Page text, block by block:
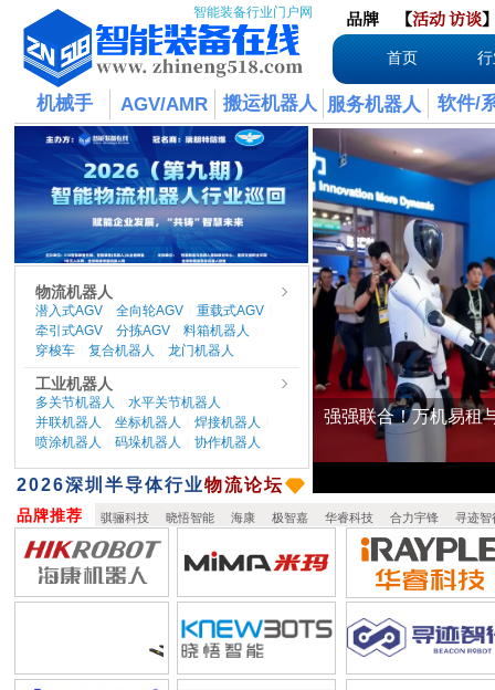
智能装备行业门户网 品牌 【活动访谈
首页
机械手 软件/
搬运机器人 服务机器人
AGV/AMR
物流机器人
潜入式AGV 全向轮AGV 重载式AGV
牵引式AGV 分拣AGV 料箱机器人
穿梭车 复合机器人 龙门机器人
工业机器人
多关节机器人 水平关节机器人
并联机器人 坐标机器人 焊接机器人
喷涂机器人 码垛机器人 协作机器人
​2026深圳半导体行业物流论坛
骐骊科技 晓悟智能 海康 极智嘉 华睿科技 合力宇锋 寻迹智
品牌推荐